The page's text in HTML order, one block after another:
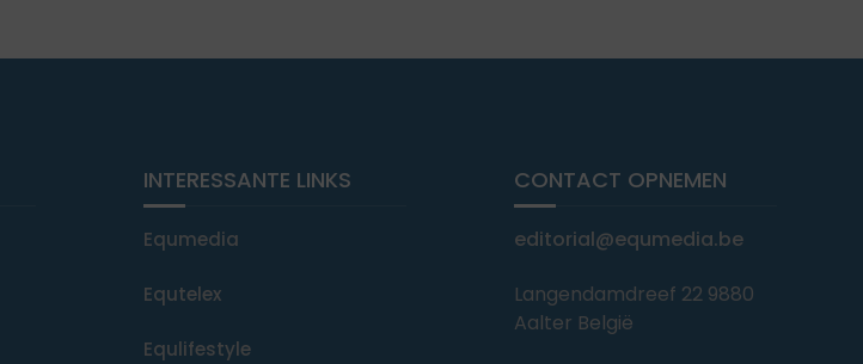
INTERESSANTE LINKS
Equmedia
Equtelex
Equlifestyle
CONTACT OPNEMEN
editorial@equmedia.be
Langendamdreef 22 9880
Aalter België